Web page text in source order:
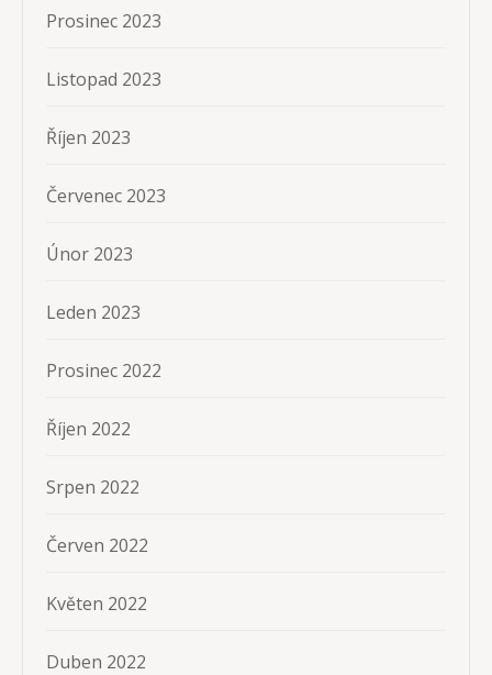
Prosinec 2023
Listopad 2023
Říjen 2023
Červenec 2023
Únor 2023
Leden 2023
Prosinec 2022
Říjen 2022
Srpen 2022
Červen 2022
Květen 2022
Duben 2022